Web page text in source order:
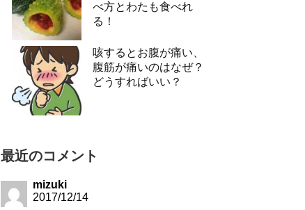
べ方とわたも食べれ
る！
咳するとお腹が痛い、
腹筋が痛いのはなぜ？
どうすればいい？
最近のコメント
mizuki
2017/12/14